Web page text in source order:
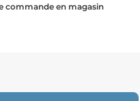
commande en magasin